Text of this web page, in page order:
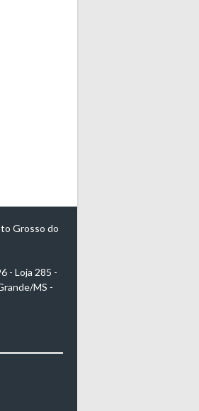
Grosso do
- Loja 285 -
MS -